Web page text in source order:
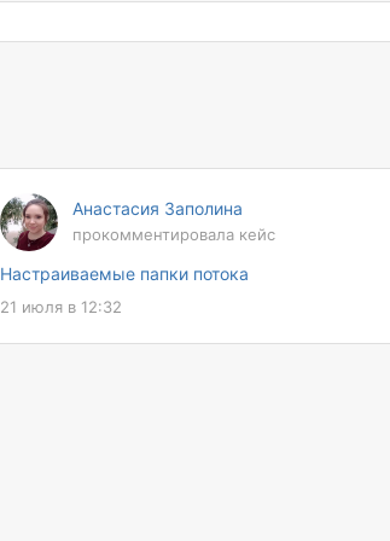
результате миграции
Анастасия Заполина
прокомментировала кейс
Настраиваемые папки потока
21 июля в 12:32